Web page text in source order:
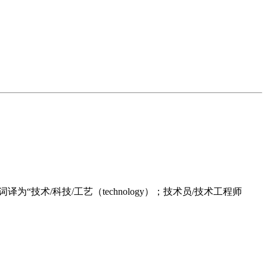
译为“技术/科技/工艺（technology）；技术员/技术工程师